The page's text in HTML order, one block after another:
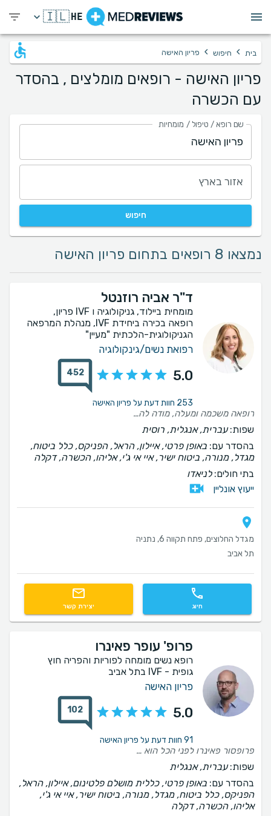
HE
🇮🇱
בית › חיפוש › פריון האישה
פריון האישה - רופאים מומלצים , בהסדר
עם הכשרה
שם רופא / טיפול / מומחיות
אזור בארץ
חיפוש
נמצאו 8 רופאים בתחום פריון האישה
ד"ר אביה רוזנטל
מומחית ביילוד, גניקולוגיה ו IVF פריון,
רופאה בכירה ביחידת IVF, מנהלת המרפאה
הגניקולוגית-הלכתית "מעיין"
רפואת נשים/גינקולוגיה
5.0
452
253 חוות דעת על פריון האישה
רופאה משכמה ומעלה, מודה לה על הרוגע והפרופורציות שנתת לנו , עם אמונה אמיתית בתהליך. ממליצה בחום רב.
שפות:עברית, אנגלית, רוסית
בהסדר עם: באופן פרטי, איילון, הראל, הפניקס, כלל ביטוח,
מגדל, מנורה, ביטוח ישיר, איי אי ג'י, אליהו, הכשרה, דקלה
בתי חולים:לניאדו
ייעוץ אונליין
מגדל החלוצים, פתח תקווה 6, נתניה
תל אביב
חיוג יצירת קשר
פרופ' עופר פאינרו
רופא נשים מומחה לפוריות והפריה חוץ
גופית - IVF בתל אביב
פריון האישה
5.0
102
91 חוות דעת על פריון האישה
פרופסור פאינרו לפני הכל הוא בן אדם סבלני, נעים, קשוב. מעבר לזה היה לנו תהליך קצר כי אחרי הסבב הראשון נקלטנו והכל התנהל בצורה מאוד מקצועית. תוכדי הוא תמיד היה זמין לשאלות, חששות מהצד שלנו וזה לא מובן מאליו. תודה רבה על הכל
שפות:עברית, אנגלית
בהסדר עם: באופן פרטי, כללית מושלם פלטינום, איילון, הראל,
הפניקס, כלל ביטוח, מגדל, מנורה, ביטוח ישיר, איי אי ג'י,
אליהו, הכשרה, דקלה